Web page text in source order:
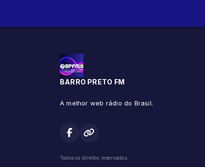
BARRO PRETO FM
A melhor web rádio do Brasil.
Todos os direitos reservados.